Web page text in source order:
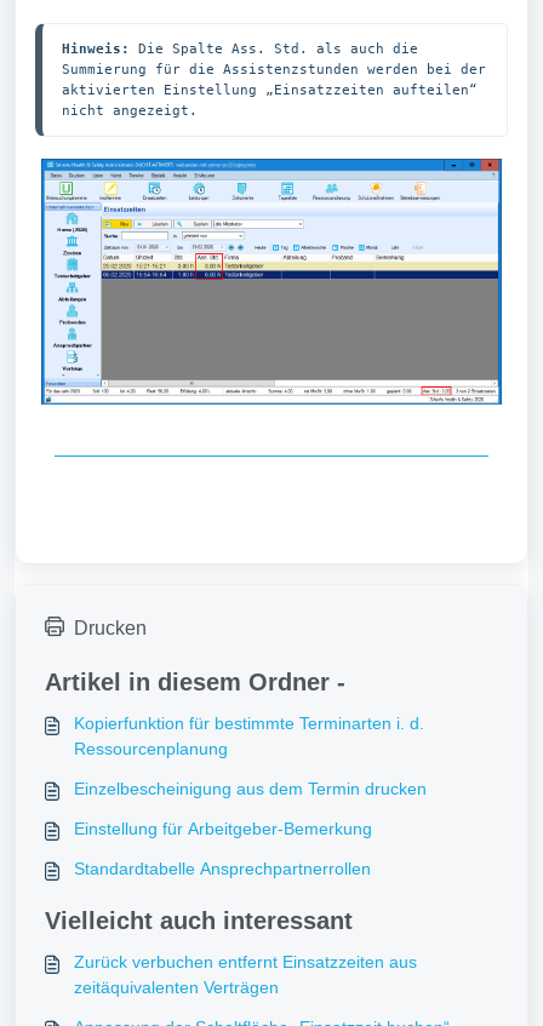
Hinweis:
Die Spalte Ass. Std. als auch die
Summierung für die Assistenzstunden werden bei der
aktivierten Einstellung „Einsatzzeiten aufteilen“
nicht angezeigt.
Drucken
Artikel in diesem Ordner -
Kopierfunktion für bestimmte Terminarten i. d.
Ressourcenplanung
Einzelbescheinigung aus dem Termin drucken
Einstellung für Arbeitgeber-Bemerkung
Standardtabelle Ansprechpartnerrollen
Vielleicht auch interessant
Zurück verbuchen entfernt Einsatzzeiten aus
zeitäquivalenten Verträgen